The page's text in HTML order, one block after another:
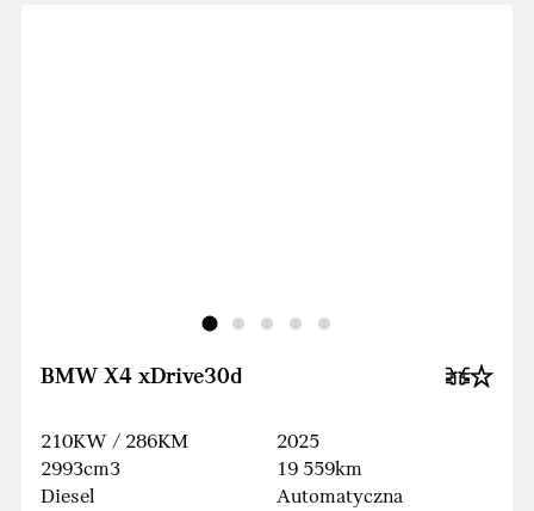
BMW X4 xDrive30d
210KW / 286KM
2993cm3
Diesel
2025
19 559km
Automatyczna